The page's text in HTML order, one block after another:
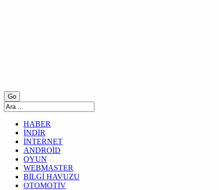
HABER
İNDİR
İNTERNET
ANDROİD
OYUN
WEBMASTER
BİLGİ HAVUZU
OTOMOTİV